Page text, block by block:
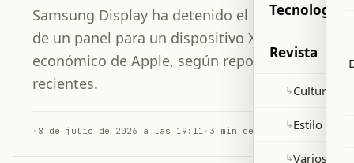
Samsung Display ha detenido el desarrollo
de un panel para un dispositivo XR más
económico de Apple, según reportes
recientes.
· 8 de julio de 2026 a las 19:11 · 3 min de lectura
Tecnología
Revista
↳Cultura y
↳Estilo de
↳Varios